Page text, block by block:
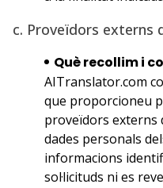
c. Proveïdors externs
Què recollim i
AITranslator.com
que proporcioneu
proveïdors externs
dades personals
informacions
sol·licituds ni es